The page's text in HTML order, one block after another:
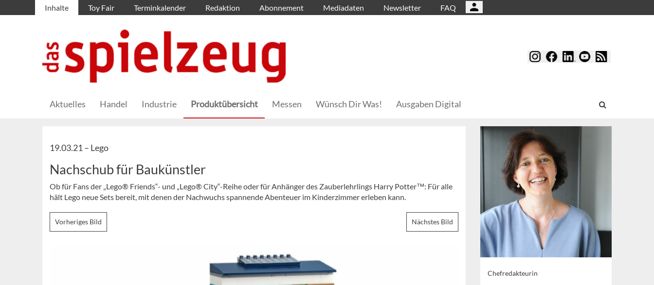
Inhalte Toy Fair Terminkalender Redaktion Abonnement Mediadaten Newsletter FAQ
Aktuelles Handel Industrie Produktübersicht Messen Wünsch Dir Was! Ausgaben Digital
19.03.21 – Lego
Nachschub für Baukünstler
Ob für Fans der „Lego® Friends“- und „Lego® City“-Reihe oder für Anhänger des Zauberlehrlings Harry Potter™: Für alle
hält Lego neue Sets bereit, mit denen der Nachwuchs spannende Abenteuer im Kinderzimmer erleben kann.
Vorheriges Bild Nächstes Bild
Chefredakteurin